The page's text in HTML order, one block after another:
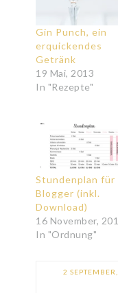
Gin Punch, ein
erquickendes
Getränk
19 Mai, 2013
In "Rezepte"
Stundenplan für
Blogger (inkl.
Download)
16 November,
In "Ordnung"
2